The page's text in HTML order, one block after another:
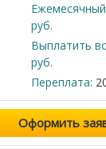
руб.
Выплатить
руб.
Переплата:
Оформить